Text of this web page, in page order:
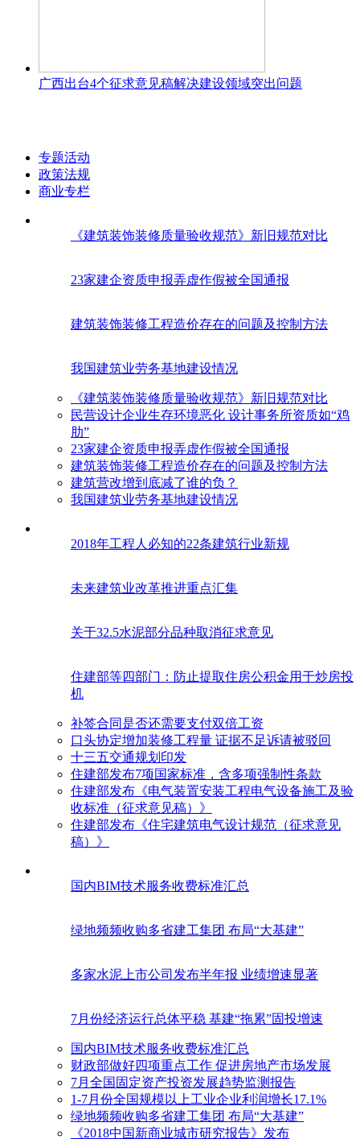
广西出台4个征求意见稿解决建设领域突出问题
专题活动
政策法规
商业专栏
《建筑装饰装修质量验收规范》新旧规范对比
23家建企资质申报弄虚作假被全国通报
建筑装饰装修工程造价存在的问题及控制方法
我国建筑业劳务基地建设情况
《建筑装饰装修质量验收规范》新旧规范对比
民营设计企业生存环境恶化 设计事务所资质如“鸡
肋”
23家建企资质申报弄虚作假被全国通报
建筑装饰装修工程造价存在的问题及控制方法
建筑营改增到底减了谁的负？
我国建筑业劳务基地建设情况
2018年工程人必知的22条建筑行业新规
未来建筑业改革推进重点汇集
关于32.5水泥部分品种取消征求意见
住建部等四部门：防止提取住房公积金用于炒房投
机
补签合同是否还需要支付双倍工资
口头协定增加装修工程量 证据不足诉请被驳回
十三五交通规划印发
住建部发布7项国家标准，含多项强制性条款
住建部发布《电气装置安装工程电气设备施工及验
收标准（征求意见稿）》
住建部发布《住宅建筑电气设计规范（征求意见
稿）》
国内BIM技术服务收费标准汇总
绿地频频收购多省建工集团 布局“大基建”
多家水泥上市公司发布半年报 业绩增速显著
7月份经济运行总体平稳 基建“拖累”固投增速
国内BIM技术服务收费标准汇总
财政部做好四项重点工作 促进房地产市场发展
7月全国固定资产投资发展趋势监测报告
1-7月份全国规模以上工业企业利润增长17.1%
绿地频频收购多省建工集团 布局“大基建”
《2018中国新商业城市研究报告》发布